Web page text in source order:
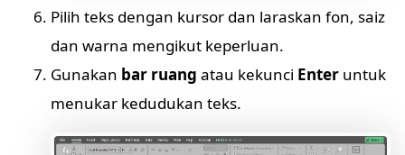
Pilih teks dengan kursor dan laraskan fon, saiz
dan warna mengikut keperluan.
Gunakan bar ruang atau kekunci Enter untuk
menukar kedudukan teks.